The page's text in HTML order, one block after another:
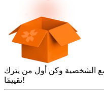
مع الشخصية وكن أول من يترك
تقييمًا!